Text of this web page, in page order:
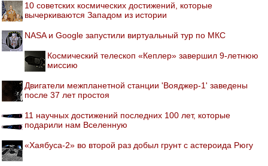
10 советских космических достижений, которые
вычеркиваются Западом из истории
NASA и Google запустили виртуальный тур по МКС
Космический телескоп «Кеплер» завершил 9-летнюю
миссию
Двигатели межпланетной станции 'Вояджер-1' заведены
после 37 лет простоя
11 научных достижений последних 100 лет, которые
подарили нам Вселенную
«Хаябуса-2» во второй раз добыл грунт с астероида Рюгу